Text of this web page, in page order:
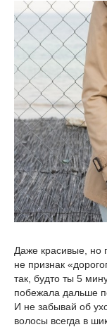
Даже красивые, но
не признак
так, будто ты 5
побежала дальше
И не забывай об
волосы всегда в